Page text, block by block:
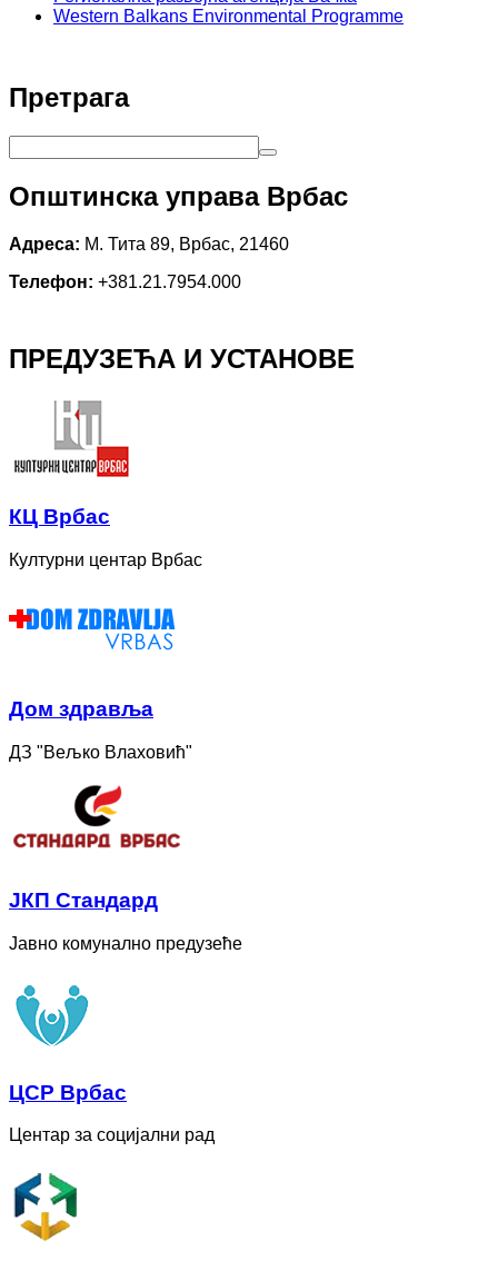
Western Balkans Environmental Programme
Претрага
Општинска управа Врбас
Адреса: М. Тита 89, Врбас, 21460
Телефон: +381.21.7954.000
ПРЕДУЗЕЋА И УСТАНОВЕ
КЦ Врбас
Културни центар Врбас
Дом здравља
ДЗ "Вељко Влаховић"
ЈКП Стандард
Јавно комунално предузеће
ЦСР Врбас
Центар за социјални рад